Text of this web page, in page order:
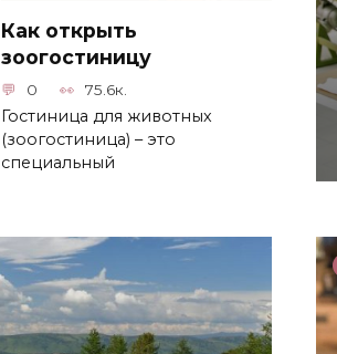
Как открыть
зоогостиницу
0 75.6к.
Гостиница для животных
(зоогостиница) – это
специальный